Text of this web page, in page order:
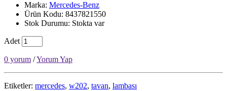
Marka: Mercedes-Benz
Ürün Kodu: 8437821550
Stok Durumu: Stokta var
Adet
0 yorum /Yorum Yap
Etiketler: mercedes, w202, tavan, lambası